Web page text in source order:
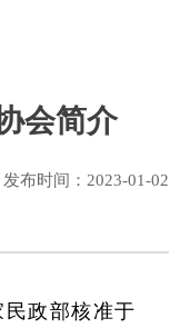
会简介
政部核准于
发布时间： 2023-01-02